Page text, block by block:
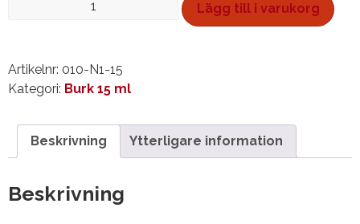
mängd
Lägg till i varukorg
Artikelnr: 010-N1-15
Kategori: Burk 15 ml
Beskrivning Ytterligare information
Beskrivning